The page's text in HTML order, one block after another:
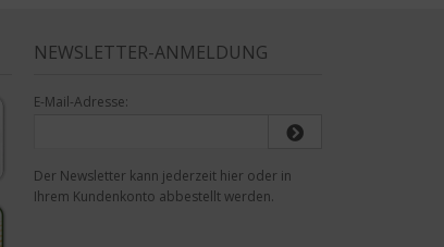
NEWSLETTER-ANMELDUNG
E-Mail-Adresse:
Der Newsletter kann jederzeit hier oder in
Ihrem Kundenkonto abbestellt werden.